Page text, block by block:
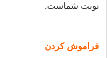
نوبت شماست.
فراموش کردن